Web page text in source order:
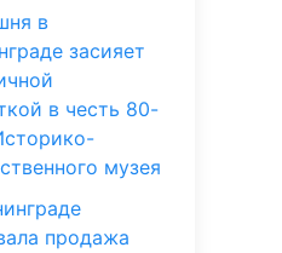
в
засияет
в честь 80-
музея
продажа